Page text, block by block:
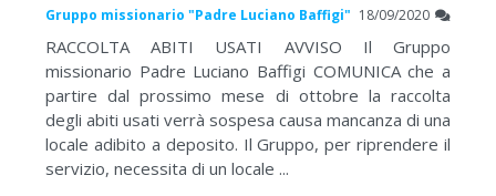
Gruppo missionario "Padre Luciano Baffigi" 18/09/2020
RACCOLTA ABITI USATI AVVISO Il Gruppo
missionario Padre Luciano Baffigi COMUNICA che a
partire dal prossimo mese di ottobre la raccolta
degli abiti usati verrà sospesa causa mancanza di una
locale adibito a deposito. Il Gruppo, per riprendere il
servizio, necessita di un locale ...